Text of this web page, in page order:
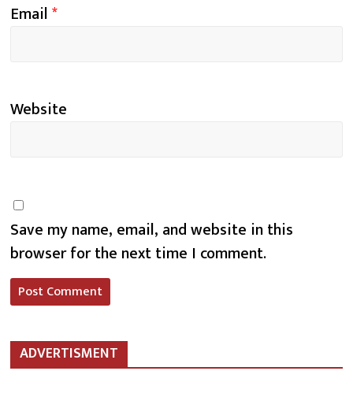
Email*
Website
Save my name, email, and website in this
browser for the next time I comment.
ADVERTISMENT